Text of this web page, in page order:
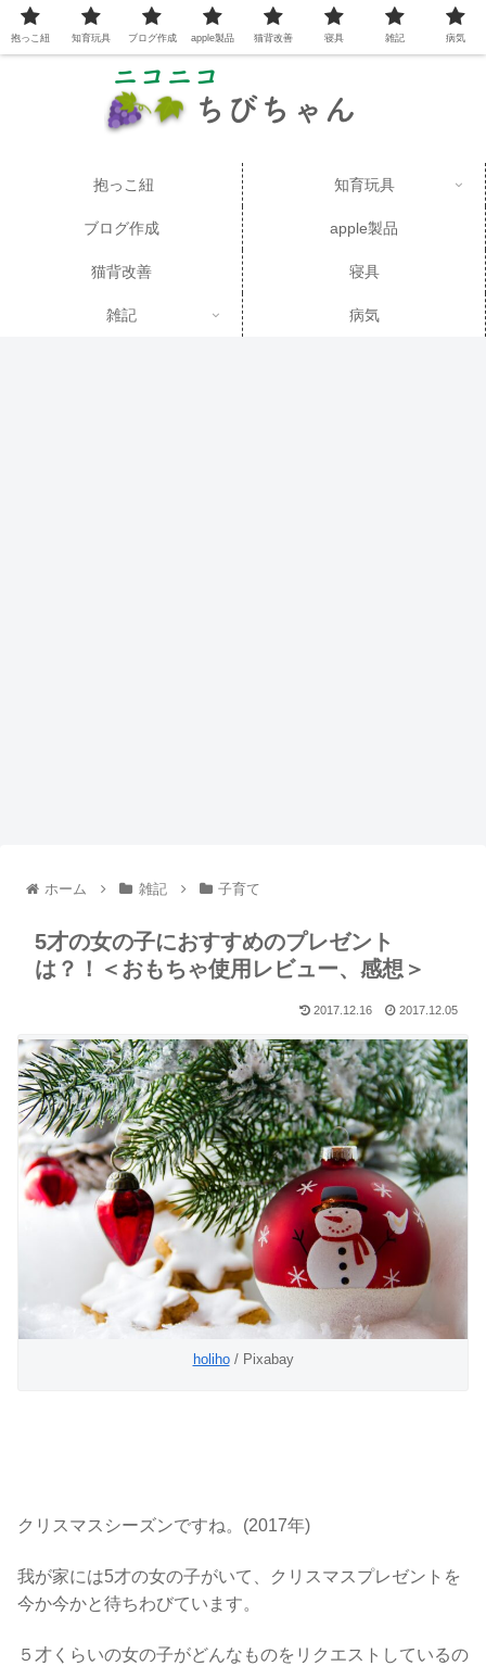
抱っこ紐 知育玩具
ブログ作成 apple製品
猫背改善 寝具
雑記 病気
ホーム 雑記 子育て
5才の女の子におすすめのプレゼント
は？！＜おもちゃ使用レビュー、感想＞
2017.12.16 2017.12.05
holiho/ Pixabay
クリスマスシーズンですね。(2017年)
我が家には5才の女の子がいて、クリスマスプレゼントを
今か今かと待ちわびています。
５才くらいの女の子がどんなものをリクエストしているの
抱っこ紐 知育玩具 ブログ作成 apple製品 猫背改善 寝具 雑記 病気